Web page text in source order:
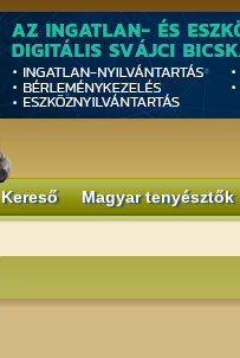
Kereső Magyar tenyésztők